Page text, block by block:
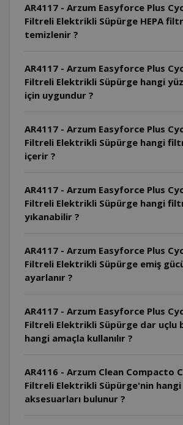
AR4117 - Arzum Easyforce Plus
Filtreli Elektrikli Süpürge HEPA
temizlenir ?
AR4117 - Arzum Easyforce Plus
Filtreli Elektrikli Süpürge hangi
için uygundur ?
AR4117 - Arzum Easyforce Plus
Filtreli Elektrikli Süpürge hangi
içerir ?
AR4117 - Arzum Easyforce Plus
Filtreli Elektrikli Süpürge hangi
yıkanabilir ?
AR4117 - Arzum Easyforce Plus
Filtreli Elektrikli Süpürge emiş
ayarlanır ?
AR4117 - Arzum Easyforce Plus
Filtreli Elektrikli Süpürge dar uçlu
hangi amaçla kullanılır ?
AR4116 - Arzum Clean Compacto
Filtreli Elektrikli Süpürge'nin hangi
aksesuarları bulunur ?